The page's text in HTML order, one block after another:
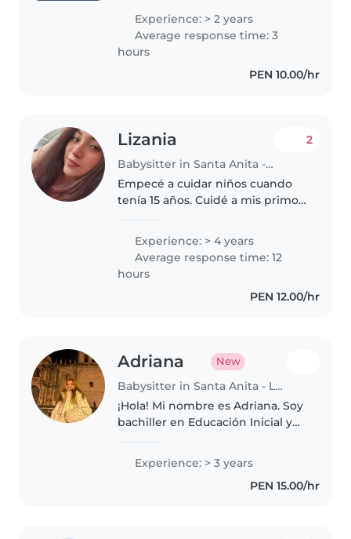
experiencia cuidando tanto a
mis hermanos menores como
trabajando de forma externa con
otras..
Experience: > 2 years
Average response time: 3
hours
PEN 10.00/hr
Lizania
Babysitter in Santa Anita - Los Ficus
2
Empecé a cuidar niños cuando
tenía 15 años. Cuidé a mis primos
pequeños. Actualmente estudio
una carrera superior pero
dispongo de tiempo libre y me
gustaría..
Experience: > 4 years
Average response time: 12
hours
PEN 12.00/hr
Adriana New
Babysitter in Santa Anita - Los Ficus
¡Hola! Mi nombre es Adriana. Soy
bachiller en Educación Inicial y
como profesora de Educación
Inicial, trabajando diariamente
con niños en etapa preescolar...
Experience: > 3 years
PEN 15.00/hr